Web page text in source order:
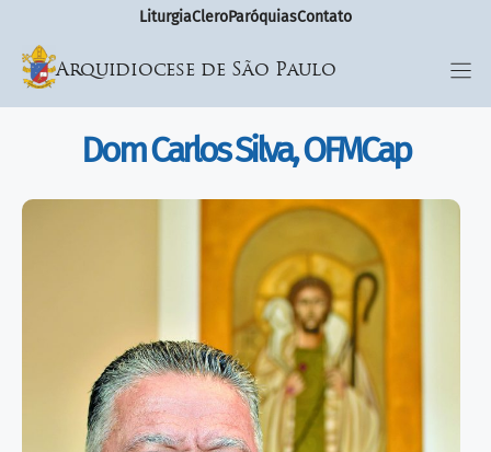
LiturgiaCleroParóquiasContato
Arquidiocese de São Paulo
Dom Carlos Silva, OFMCap